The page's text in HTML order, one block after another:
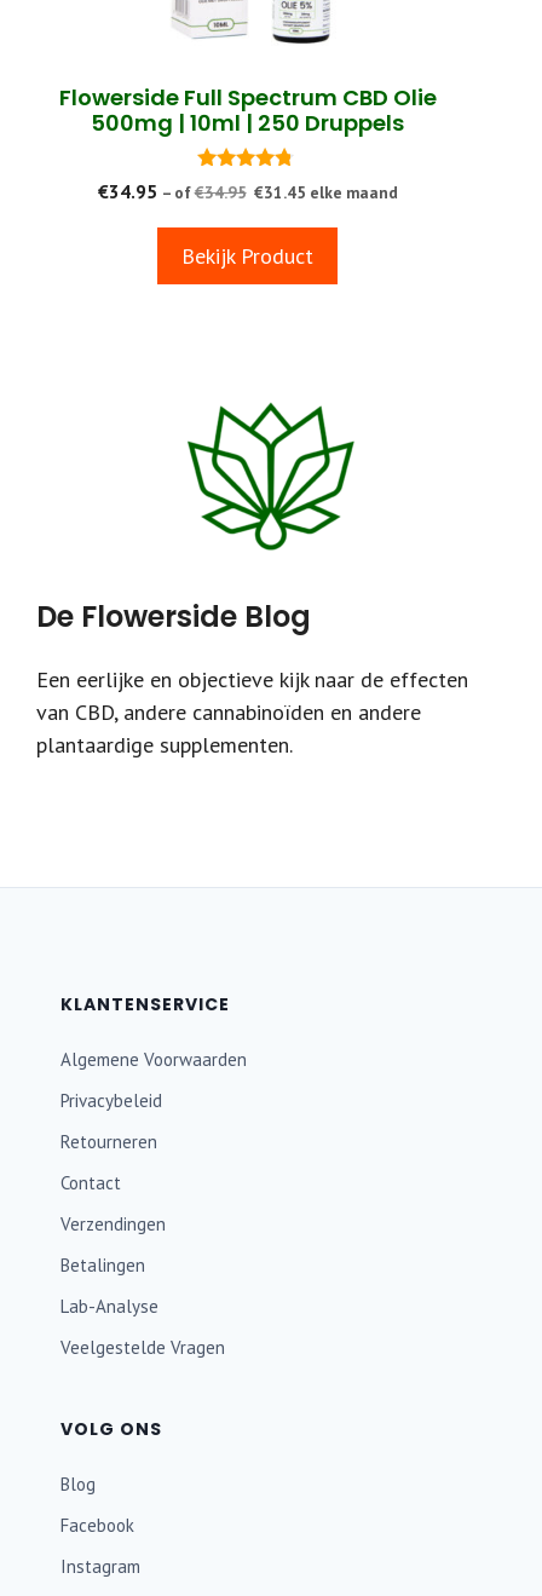
Flowerside Full Spectrum CBD Olie
500mg | 10ml | 250 Druppels
4.6
van 5
€34.95 – of€34.95 €31.45 elke maand
Bekijk Product
De Flowerside Blog
Een eerlijke en objectieve kijk naar de effecten
van CBD, andere cannabinoïden en andere
plantaardige supplementen.
KLANTENSERVICE
Algemene Voorwaarden
Privacybeleid
Retourneren
Contact
Verzendingen
Betalingen
Lab-Analyse
Veelgestelde Vragen
VOLG ONS
Blog
Facebook
Instagram